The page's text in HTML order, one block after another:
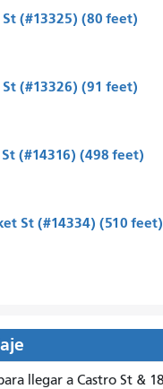
(#13325) (80 feet)
(#13326) (91 feet)
(#14316) (498 feet)
St (#14334) (510 feet)
llegar a Castro St &